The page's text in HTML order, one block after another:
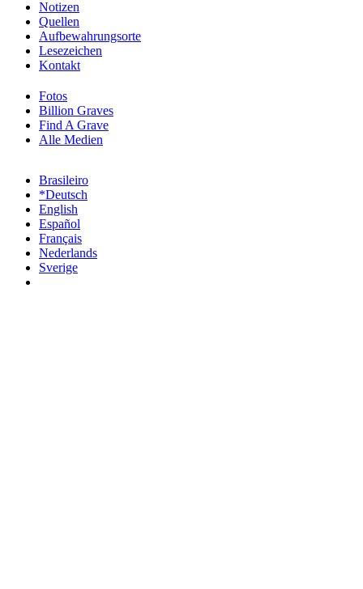
Fotos
Billion Graves
Find A Grave
Alle Medien
Notizen
Quellen
Aufbewahrungsorte
Lesezeichen
Kontakt
Brasileiro
*Deutsch
English
Español
Français
Nederlands
Sverige